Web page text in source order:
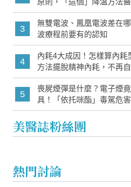
3
無雙電波、鳳凰電波差在
波療程前要有的認知
4
內耗4大成因！怎樣算內耗
方法擺脫精神內耗，不再
5
喪屍煙彈是什麼？電子煙
具！「依托咪酯」毒駕危
家長必知警訊
美醫誌粉絲團
熱門討論